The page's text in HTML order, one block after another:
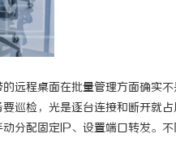
远程桌面在批量管理方面确实
巡检，光是逐台连接和断开就占
分配固定IP、设置端口转发。
视听盛宴的新 温婉灵动，一眼
唇，才是你整张